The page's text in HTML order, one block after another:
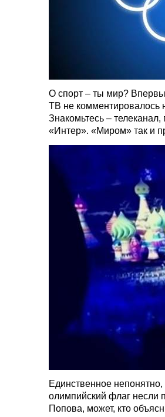
О спорт – ты мир?
ТВ не комментировалось
Знакомьтесь –
«Интер». «Миром» так и
Единственное
олимпийский флаг несли
Попова, может, кто